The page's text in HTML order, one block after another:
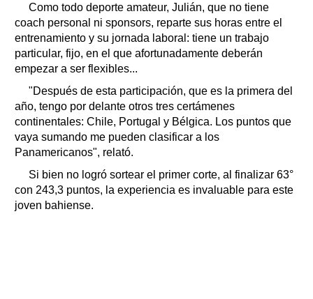
Como todo deporte amateur, Julián, que no tiene
coach personal ni sponsors, reparte sus horas entre el
entrenamiento y su jornada laboral: tiene un trabajo
particular, fijo, en el que afortunadamente deberán
empezar a ser flexibles...
"Después de esta participación, que es la primera del
año, tengo por delante otros tres certámenes
continentales: Chile, Portugal y Bélgica. Los puntos que
vaya sumando me pueden clasificar a los
Panamericanos", relató.
Si bien no logró sortear el primer corte, al finalizar 63°
con 243,3 puntos, la experiencia es invaluable para este
joven bahiense.